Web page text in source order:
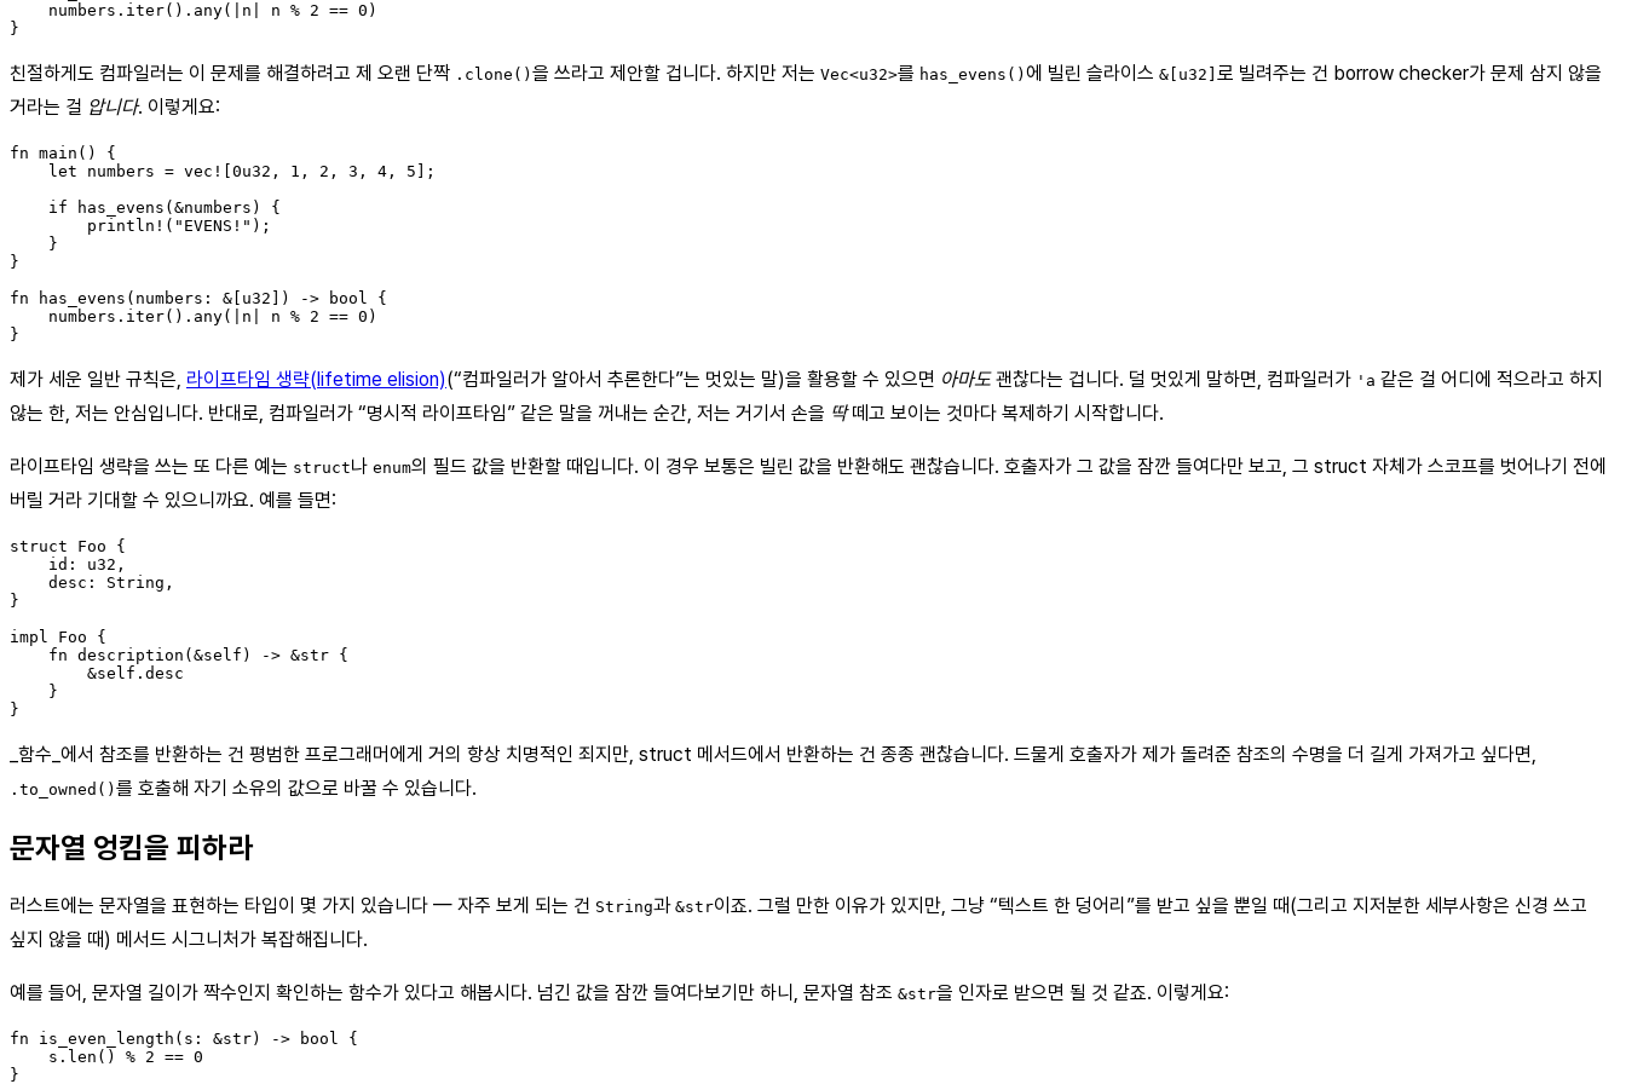
    numbers.iter().any(|n| n % 2 == 0)
친절하게도 컴파일러는 이 문제를 해결하려고 제 오랜 단짝 .clone() 을 쓰라고 제안할 겁니다. 하지만 저는 Vec<u32>를 has_evens() 에 빌린 슬라이스 &[u32] 로 빌려주는 건 borrow checker가 문제 삼지 않을
거라는 걸 압니다. 이렇게요:
fn main() {
    let numbers = vec![0u32, 1, 2, 3, 4, 5];
    if has_evens(&numbers) {
        println!("EVENS!");
    }
}
fn has_evens(numbers: &[u32]) -> bool {
    numbers.iter().any(|n| n % 2 == 0)
제가 세운 일반 규칙은, 라이프타임 생략(lifetime elision)(“컴파일러가 알아서 추론한다”는 멋있는 말)을 활용할 수 있으면 아마도괜찮다는 겁니다. 덜 멋있게 말하면, 컴파일러가 'a 같은 걸 어디에 적으라고 하지
않는 한, 저는 안심입니다. 반대로, 컴파일러가 “명시적 라이프타임” 같은 말을 꺼내는 순간, 저는 거기서 손을 딱떼고 보이는 것마다 복제하기 시작합니다.
라이프타임 생략을 쓰는 또 다른 예는 struct나 enum의 필드 값을 반환할 때입니다. 이 경우 보통은 빌린 값을 반환해도 괜찮습니다. 호출자가 그 값을 잠깐 들여다만 보고, 그 struct 자체가 스코프를 벗어나기 전에
버릴 거라 기대할 수 있으니까요. 예를 들면:
struct Foo {
    id: u32,
    desc: String,
}
impl Foo {
    fn description(&self) -> &str {
        &self.desc
    }
_함수_에서 참조를 반환하는 건 평범한 프로그래머에게 거의 항상 치명적인 죄지만, struct 메서드에서 반환하는 건 종종 괜찮습니다. 드물게 호출자가 제가 돌려준 참조의 수명을 더 길게 가져가고 싶다면,
.to_owned() 를 호출해 자기 소유의 값으로 바꿀 수 있습니다.
문자열 엉킴을 피하라
러스트에는 문자열을 표현하는 타입이 몇 가지 있습니다 — 자주 보게 되는 건 String과 &str이죠. 그럴 만한 이유가 있지만, 그냥 “텍스트 한 덩어리”를 받고 싶을 뿐일 때(그리고 지저분한 세부사항은 신경 쓰고
싶지 않을 때) 메서드 시그니처가 복잡해집니다.
예를 들어, 문자열 길이가 짝수인지 확인하는 함수가 있다고 해봅시다. 넘긴 값을 잠깐 들여다보기만 하니, 문자열 참조 &str을 인자로 받으면 될 것 같죠. 이렇게요:
fn is_even_length(s: &str) -> bool {
    s.len() % 2 == 0